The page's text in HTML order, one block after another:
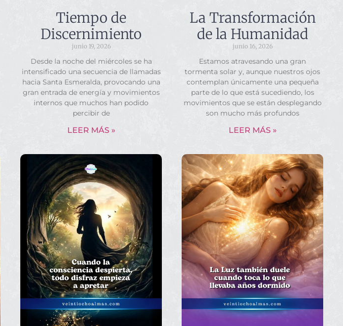
Tiempo de
Discernimiento
junio 19, 2026
Desde la noche del miércoles se ha
intensificado una secuencia de llamadas
hacia Santa Esmeralda, provocando una
gran entrada de energía y movimientos
internos que muchos han podido
percibir de
LEER MÁS »
La Transformación
de la Humanidad
junio 16, 2026
Estamos atravesando una gran
tormenta solar y, aunque nuestros ojos
contemplan únicamente una pequeña
parte de lo que está sucediendo, los
movimientos que se están desplegando
son mucho más profundos
LEER MÁS »